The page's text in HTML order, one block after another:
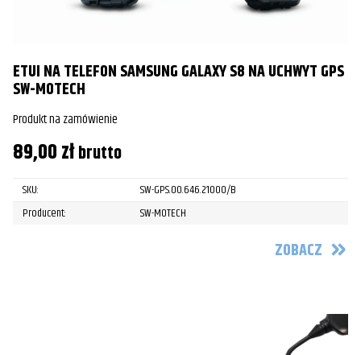
ETUI NA TELEFON SAMSUNG GALAXY S8 NA UCHWYT GPS
SW-MOTECH
Produkt na zamówienie
89,00złbrutto
SKU:
SW-GPS.00.646.21000/B
Producent:
SW-MOTECH
ZOBACZ